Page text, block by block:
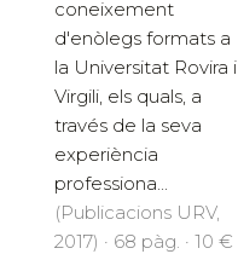
coneixement
d'enòlegs formats a
la Universitat Rovira i
Virgili, els quals, a
través de la seva
experiència
professiona...
(Publicacions URV,
2017) · 68 pàg. · 10 €